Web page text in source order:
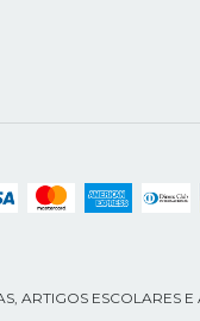
ESCOLARES